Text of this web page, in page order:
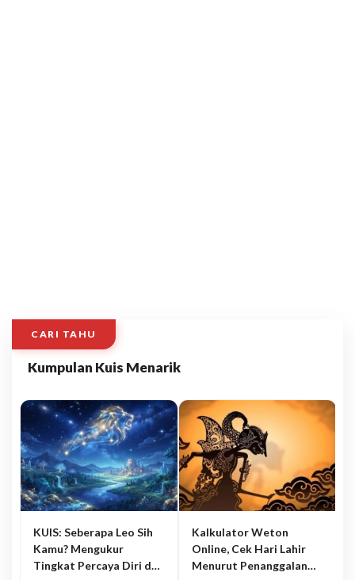
CARI TAHU
Kumpulan Kuis Menarik
KUIS: Seberapa Leo Sih
Kamu? Mengukur
Tingkat Percaya Diri dan
Kalkulator Weton
Online, Cek Hari Lahir
Menurut Penanggalan